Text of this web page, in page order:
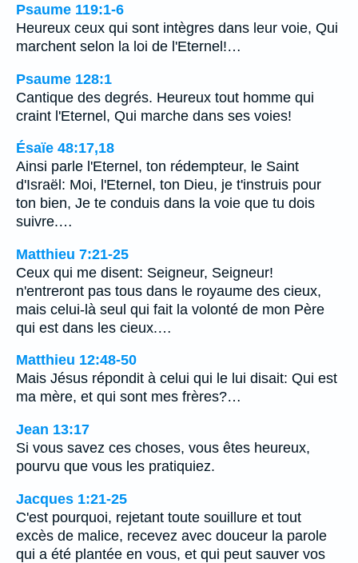
Psaume 119:1-6
Heureux ceux qui sont intègres dans leur voie, Qui
marchent selon la loi de l'Eternel!…
Psaume 128:1
Cantique des degrés. Heureux tout homme qui
craint l'Eternel, Qui marche dans ses voies!
Ésaïe 48:17,18
Ainsi parle l'Eternel, ton rédempteur, le Saint
d'Israël: Moi, l'Eternel, ton Dieu, je t'instruis pour
ton bien, Je te conduis dans la voie que tu dois
suivre.…
Matthieu 7:21-25
Ceux qui me disent: Seigneur, Seigneur!
n'entreront pas tous dans le royaume des cieux,
mais celui-là seul qui fait la volonté de mon Père
qui est dans les cieux.…
Matthieu 12:48-50
Mais Jésus répondit à celui qui le lui disait: Qui est
ma mère, et qui sont mes frères?…
Jean 13:17
Si vous savez ces choses, vous êtes heureux,
pourvu que vous les pratiquiez.
Jacques 1:21-25
C'est pourquoi, rejetant toute souillure et tout
excès de malice, recevez avec douceur la parole
qui a été plantée en vous, et qui peut sauver vos